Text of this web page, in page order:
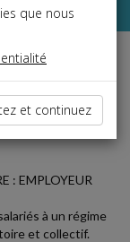
: EMPLOYEUR
à un régime
et collectif.
que nous
et continuez